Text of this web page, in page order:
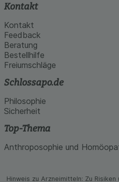
Kontakt
Kontakt
Feedback
Beratung
Bestellhilfe
Freiumschläge
Schlossapo.de
Philosophie
Sicherheit
Top-Thema
Anthroposophie und
Hinweis zu Arzneimitteln: Zu